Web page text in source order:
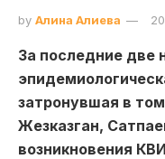
by Алина Алиева
За последние две
затронувшая в
Жезказган,
возникновения